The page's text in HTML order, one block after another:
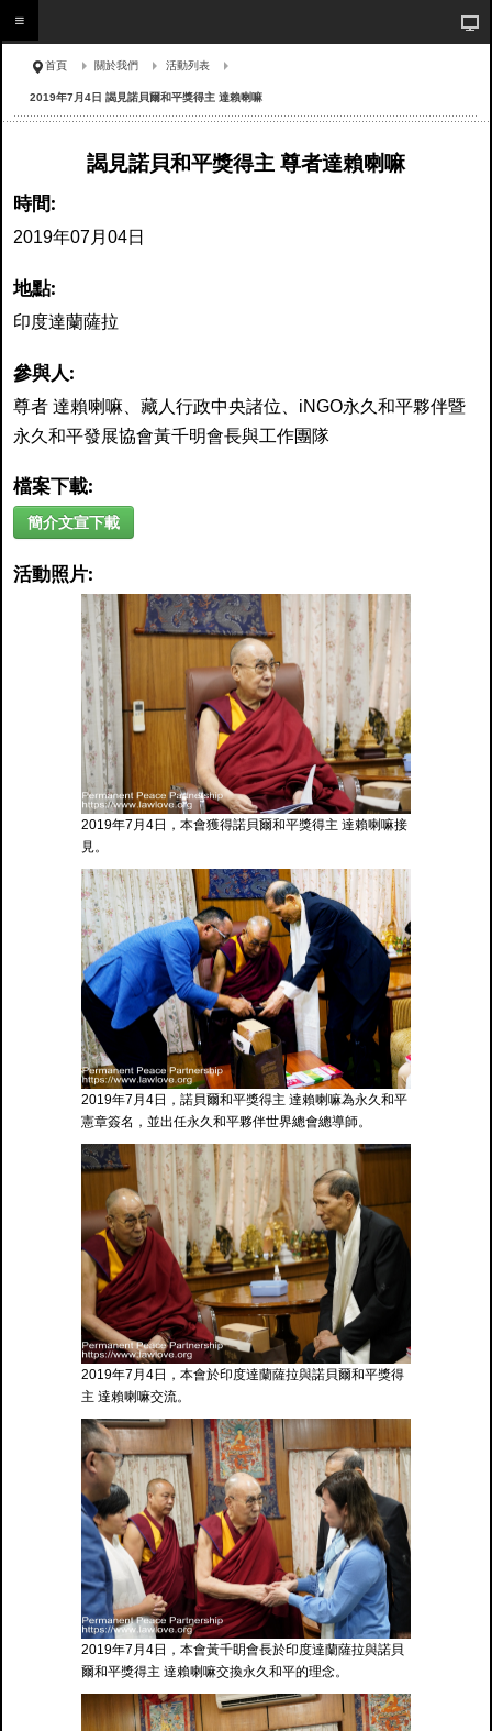
首頁 關於我們 活動列表
2019年7月4日 謁見諾貝爾和平獎得主 達賴喇嘛
謁見諾貝和平獎得主 尊者達賴喇嘛
時間:
2019年07月04日
地點:
印度達蘭薩拉
參與人:
尊者 達賴喇嘛、藏人行政中央諸位、iNGO永久和平夥伴暨
永久和平發展協會黃千明會長與工作團隊
檔案下載:
簡介文宣下載
活動照片:
2019年7月4日，本會獲得諾貝爾和平獎得主 達賴喇嘛接
見。
2019年7月4日，諾貝爾和平獎得主 達賴喇嘛為永久和平
憲章簽名，並出任永久和平夥伴世界總會總導師。
2019年7月4日，本會於印度達蘭薩拉與諾貝爾和平獎得
主 達賴喇嘛交流。
2019年7月4日，本會黃千眀會長於印度達蘭薩拉與諾貝
爾和平獎得主 達賴喇嘛交換永久和平的理念。